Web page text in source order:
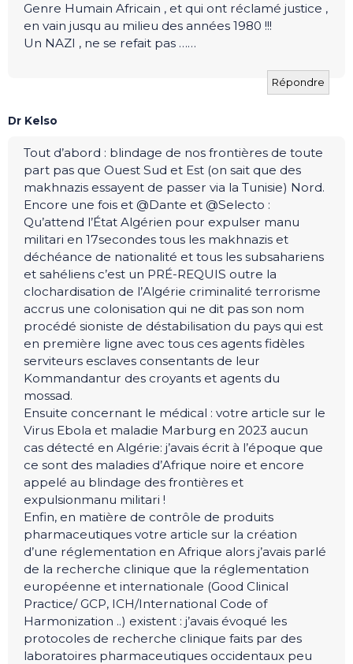
Genre Humain Africain , et qui ont réclamé justice ,
en vain jusqu au milieu des années 1980 !!!
Un NAZI , ne se refait pas ……
Répondre
Dr Kelso
Tout d’abord : blindage de nos frontières de toute
part pas que Ouest Sud et Est (on sait que des
makhnazis essayent de passer via la Tunisie) Nord.
Encore une fois et @Dante et @Selecto :
Qu’attend l’État Algérien pour expulser manu
militari en 17secondes tous les makhnazis et
déchéance de nationalité et tous les subsahariens
et sahéliens c’est un PRÉ-REQUIS outre la
clochardisation de l’Algérie criminalité terrorisme
accrus une colonisation qui ne dit pas son nom
procédé sioniste de déstabilisation du pays qui est
en première ligne avec tous ces agents fidèles
serviteurs esclaves consentants de leur
Kommandantur des croyants et agents du
mossad.
Ensuite concernant le médical : votre article sur le
Virus Ebola et maladie Marburg en 2023 aucun
cas détecté en Algérie: j’avais écrit à l’époque que
ce sont des maladies d’Afrique noire et encore
appelé au blindage des frontières et
expulsionmanu militari !
Enfin, en matière de contrôle de produits
pharmaceutiques votre article sur la création
d’une réglementation en Afrique alors j’avais parlé
de la recherche clinique que la réglementation
européenne et internationale (Good Clinical
Practice/ GCP, ICH/International Code of
Harmonization ..) existent : j’avais évoqué les
protocoles de recherche clinique faits par des
laboratoires pharmaceutiques occidentaux peu